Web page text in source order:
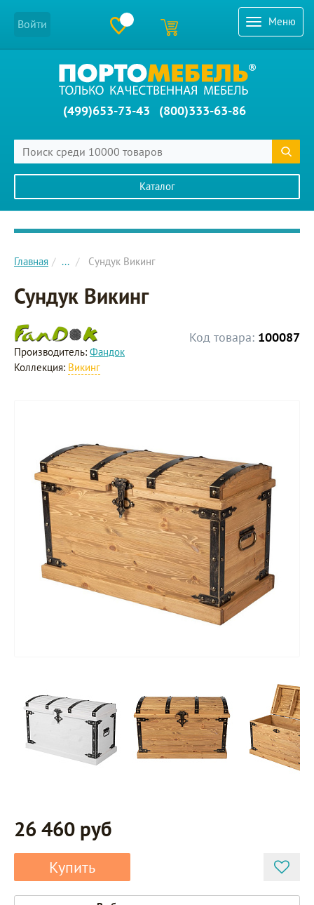
Меню
Войти
(499)653-73-43 (800)333-63-86
Каталог
Главное меню сайта
Главная ... Сундук Викинг
Сундук Викинг
Код товара: 100087
Производитель: Фандок
Коллекция: Викинг
26 460 руб
Купить